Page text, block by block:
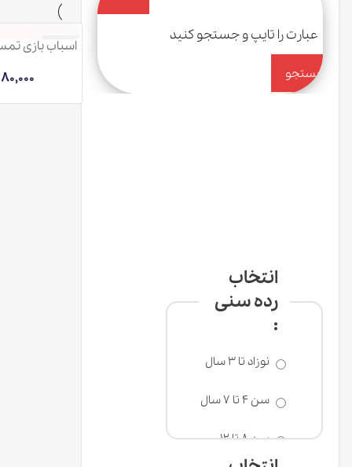
جستجو
انتخاب
رده سنی
:
سن 8 تا 12
سال
ناموجود
اسباب بازی